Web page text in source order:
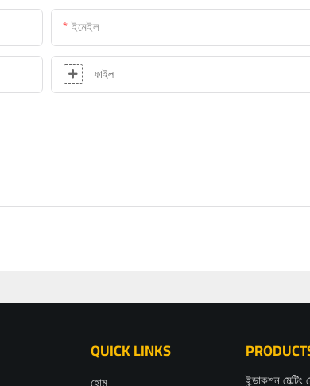
ইমেইল
ফাইল
QUICK LINKS
হোম ইন্ডাকশন মেল্টিং